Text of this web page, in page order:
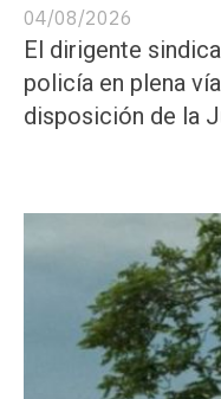
04/08/2026
El dirigente
policía en plena
disposición de la